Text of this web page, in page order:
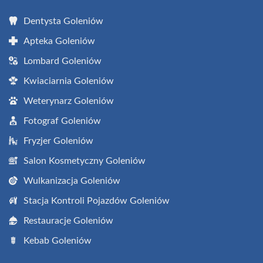
Dentysta Goleniów
Apteka Goleniów
Lombard Goleniów
Kwiaciarnia Goleniów
Weterynarz Goleniów
Fotograf Goleniów
Fryzjer Goleniów
Salon Kosmetyczny Goleniów
Wulkanizacja Goleniów
Stacja Kontroli Pojazdów Goleniów
Restauracje Goleniów
Kebab Goleniów